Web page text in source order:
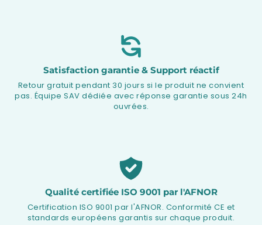
Satisfaction garantie & Support réactif
Retour gratuit pendant 30 jours si le produit ne convient
pas. Équipe SAV dédiée avec réponse garantie sous 24h
ouvrées.
Qualité certifiée ISO 9001 par l'AFNOR
Certification ISO 9001 par l'AFNOR. Conformité CE et
standards européens garantis sur chaque produit.